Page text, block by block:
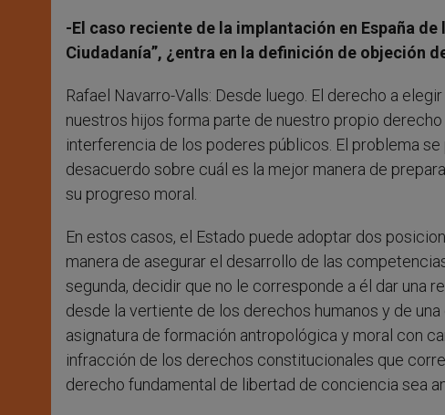
-El caso reciente de la implantación en España
Ciudadanía”, ¿entra en la definición de objeción
Rafael Navarro-Valls: Desde luego. El derecho a
nuestros hijos forma parte de nuestro propio
interferencia de los poderes públicos. El problema
desacuerdo sobre cuál es la mejor manera de
su progreso moral.
En estos casos, el Estado puede adoptar dos
manera de asegurar el desarrollo de las
segunda, decidir que no le corresponde a él dar una
desde la vertiente de los derechos humanos y de
asignatura de formación antropológica y moral con
infracción de los derechos constitucionales que
derecho fundamental de libertad de conciencia sea